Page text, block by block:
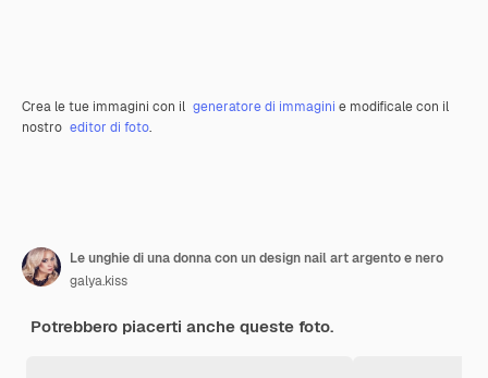
Crea le tue immagini con il generatore di immagini e modificale con il
nostro editor di foto.
Le unghie di una donna con un design nail art argento e nero
galya.kiss
Potrebbero piacerti anche queste foto.